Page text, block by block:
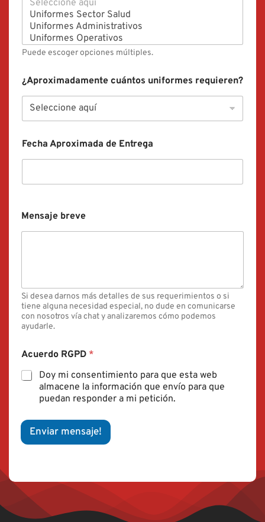
Puede escoger opciones múltiples.
¿Aproximadamente cuántos uniformes requieren?
Fecha Aproximada de Entrega
Mensaje breve
Si desea darnos más detalles de sus requerimientos o si
tiene alguna necesidad especial, no dude en comunicarse
con nosotros vía chat y analizaremos cómo podemos
ayudarle.
Acuerdo RGPD *
Doy mi consentimiento para que esta web
almacene la información que envío para que
puedan responder a mi petición.
Enviar mensaje!